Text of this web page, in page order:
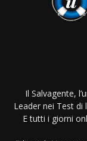
Il Salvagente,
Leader nei Test
E tutti i giorni